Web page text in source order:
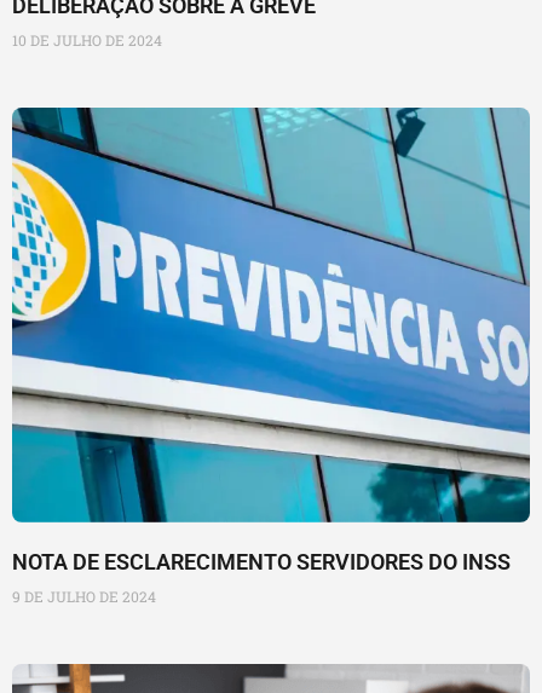
DELIBERAÇÃO SOBRE A GREVE
10 DE JULHO DE 2024
NOTA DE ESCLARECIMENTO SERVIDORES DO INSS
9 DE JULHO DE 2024